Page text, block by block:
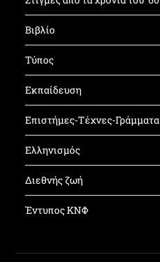
Βιβλίο
Τύπος
Εκπαίδευση
Επιστήμες-Τέχνες-Γράμματα
Ελληνισμός
Διεθνής ζωή
Έντυπος ΚΝΦ